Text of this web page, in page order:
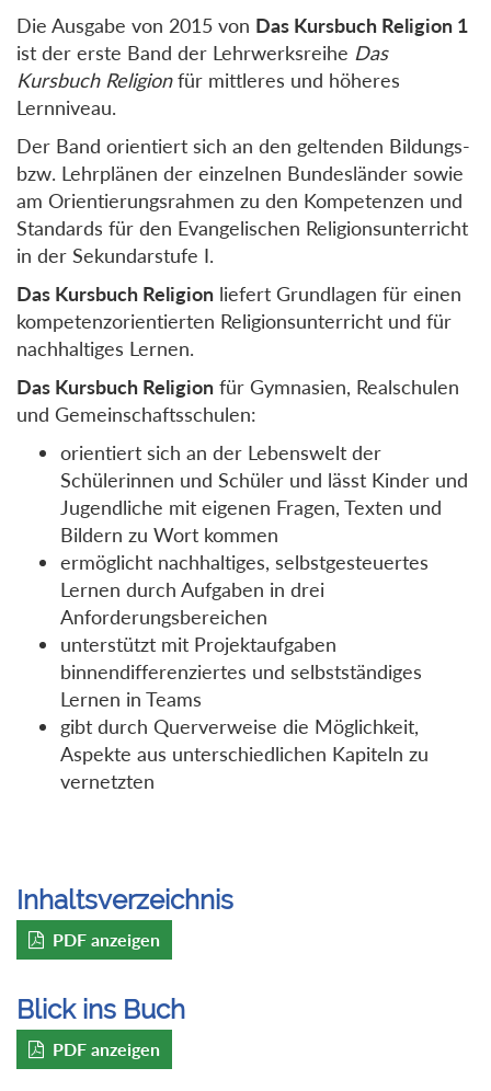
Die Ausgabe von 2015 von Das Kursbuch Religion 1
ist der erste Band der Lehrwerksreihe Das
Kursbuch Religionfür mittleres und höheres
Lernniveau.
Der Band orientiert sich an den geltenden Bildungs-
bzw. Lehrplänen der einzelnen Bundesländer sowie
am Orientierungsrahmen zu den Kompetenzen und
Standards für den Evangelischen Religionsunterricht
in der Sekundarstufe I.
Das Kursbuch Religion liefert Grundlagen für einen
kompetenzorientierten Religionsunterricht und für
nachhaltiges Lernen.
Das Kursbuch Religion für Gymnasien, Realschulen
und Gemeinschaftsschulen:
orientiert sich an der Lebenswelt der
Schülerinnen und Schüler und lässt Kinder und
Jugendliche mit eigenen Fragen, Texten und
Bildern zu Wort kommen
ermöglicht nachhaltiges, selbstgesteuertes
Lernen durch Aufgaben in drei
Anforderungsbereichen
unterstützt mit Projektaufgaben
binnendifferenziertes und selbstständiges
Lernen in Teams
gibt durch Querverweise die Möglichkeit,
Aspekte aus unterschiedlichen Kapiteln zu
vernetzten
Inhaltsverzeichnis
PDF anzeigen
Blick ins Buch
PDF anzeigen